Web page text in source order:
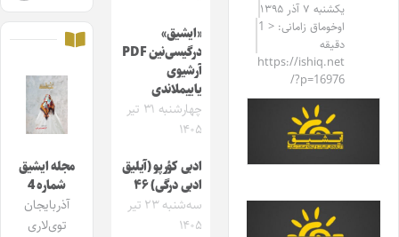
یکشنبه ۷ آذر ۱۳۹۵
اوخوماق زامانی: < 1
دقیقه
https://ishiq.net
/?p=16976
«ایشیق»
درگیسی‌نین PDF
آرشیوی
یاییملاندی
چهارشنبه ۳۱ تیر
۱۴۰۵
ادبی کؤرپو (آیلیق
ادبی درگی) ۴۶
سه‌شنبه ۲۳ تیر
۱۴۰۵
مجله ایشیق
شماره 4
آذربایجان
توی‌لاری